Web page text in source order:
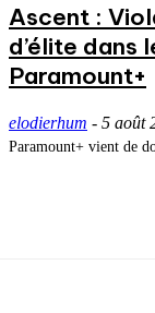
Ascent :
d’élite dans
Paramount+
elodierhum - 5 août
Paramount+ vient de